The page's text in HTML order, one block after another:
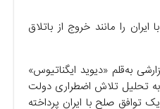
را مانند خروج از باتلاق
به‌قلم «دیوید ایگناتیوس»
تحلیل تلاش اضطراری دولت
توافق صلح با ایران پرداخته